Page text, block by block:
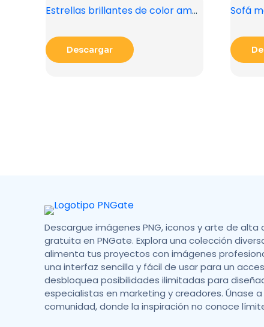
Estrellas brillantes de color amarillo dorado en diferentes tamaños PNG gratis
Descargar
Descargue imágenes PNG, iconos y arte de
gratuita en PNGate. Explora una colección
alimenta tus proyectos con imágenes
una interfaz sencilla y fácil de usar para un
desbloquea posibilidades ilimitadas para
especialistas en marketing y creadores. Únase
comunidad, donde la inspiración no conoce